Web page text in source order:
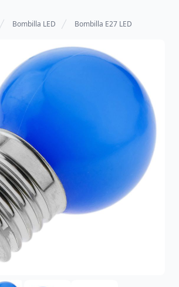
Bombilla LED Bombilla E27 LED